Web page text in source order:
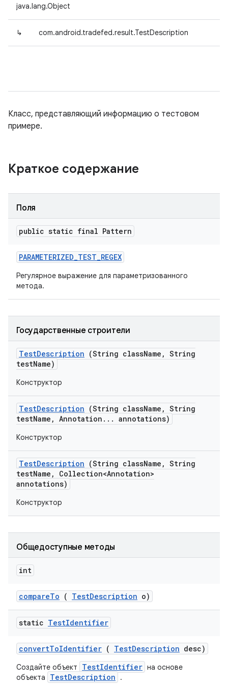
java.lang.Object
↳ com.android.tradefed.result.TestDescription
Класс, представляющий информацию о тестовом
примере.
Краткое содержание
Поля
public static final Pattern
PARAMETERIZED_TEST_REGEX
Регулярное выражение для параметризованного
метода.
Государственные строители
TestDescription (String className , String
testName)
Конструктор
TestDescription (String className , String
testName , Annotation . . . annotations)
Конструктор
TestDescription (String className , String
testName ,
Collection<Annotation>
annotations)
Конструктор
Общедоступные методы
int
compareTo ( TestDescription o)
static TestIdentifier
convertToIdentifier ( TestDescription desc)
Создайте объект TestIdentifier на основе
объекта
TestDescription .